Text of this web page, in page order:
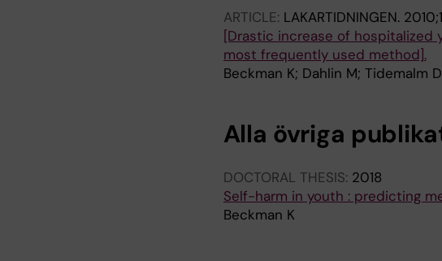
ARTICLE: LAKARTIDNINGEN.
[Drastic increase of
most frequently used method].
Beckman K; Dahlin M; Tidemalm
Alla övriga
DOCTORAL THESIS: 2018
Self-harm in youth : predicting
Beckman K